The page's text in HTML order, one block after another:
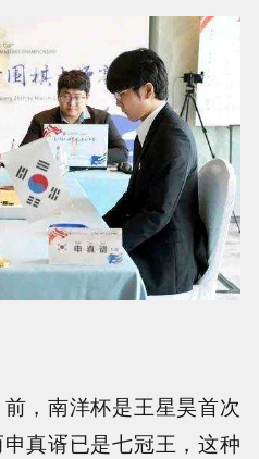
，南洋杯是王星昊首次
真谞已是七冠王，这种